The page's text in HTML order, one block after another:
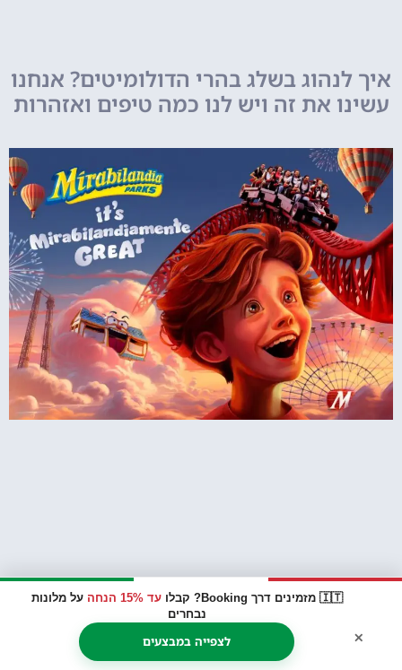
🇮🇹 מזמינים דרך Booking? קבלו עד 15% הנחה
על מלונות
נבחרים
לצפייה במבצעים ×
איך לנהוג בשלג בהרי הדולומיטים? אנחנו
עשינו את זה ויש לנו כמה טיפים ואזהרות
מירבילנדיה – פארק השעשועים של העיר